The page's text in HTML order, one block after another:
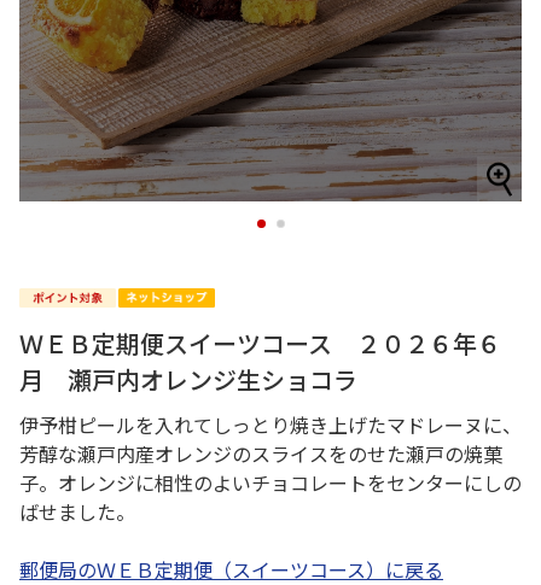
1 2
ＷＥＢ定期便スイーツコース ２０２６年６
月 瀬戸内オレンジ生ショコラ
伊予柑ピールを入れてしっとり焼き上げたマドレーヌに、
芳醇な瀬戸内産オレンジのスライスをのせた瀬戸の焼菓
子。オレンジに相性のよいチョコレートをセンターにしの
ばせました。
郵便局のＷＥＢ定期便（スイーツコース）に戻る